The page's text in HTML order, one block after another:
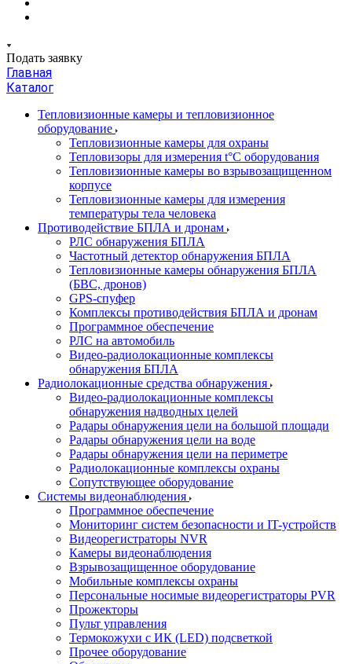
Подать заявку
Главная
Каталог
Тепловизионные камеры и тепловизионное
оборудование
Тепловизионные камеры для охраны
Тепловизоры для измерения t°С оборудования
Тепловизионные камеры во взрывозащищенном
корпусе
Тепловизионные камеры для измерения
температуры тела человека
Противодействие БПЛА и дронам
РЛС обнаружения БПЛА
Частотный детектор обнаружения БПЛА
Тепловизионные камеры обнаружения БПЛА
(БВС, дронов)
GPS-спуфер
Комплексы противодействия БПЛА и дронам
Программное обеспечение
РЛС на автомобиль
Видео-радиолокационные комплексы
обнаружения БПЛА
Радиолокационные средства обнаружения
Видео-радиолокационные комплексы
обнаружения надводных целей
Радары обнаружения цели на большой площади
Радары обнаружения цели на воде
Радары обнаружения цели на периметре
Радиолокационные комплексы охраны
Сопутствующее оборудование
Системы видеонаблюдения
Программное обеспечение
Мониторинг систем безопасности и IT-устройств
Видеорегистраторы NVR
Камеры видеонаблюдения
Взрывозащищенное оборудование
Мобильные комплексы охраны
Персональные носимые видеорегистраторы PVR
Прожекторы
Пульт управления
Термокожухи с ИК (LED) подсветкой
Прочее оборудование